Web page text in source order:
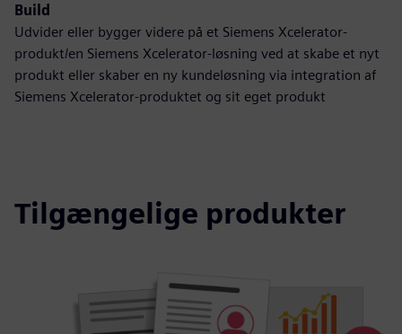
Build
Udvider eller bygger videre på et Siemens Xcelerator-
produkt/en Siemens Xcelerator-løsning ved at skabe et nyt
produkt eller skaber en ny kundeløsning via integration af
Siemens Xcelerator-produktet og sit eget produkt
Tilgængelige produkter